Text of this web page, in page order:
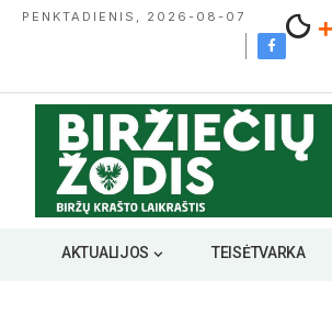
PENKTADIENIS, 2026-08-07
AKTUALIJOS TEISĖTVARKA